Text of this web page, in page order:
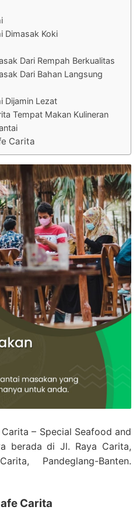
Dimasak Koki
Dari Rempah Berkualitas
Dari Bahan Langsung
Dijamin Lezat
Tempat Makan Kulineran
Carita
– Special Seafood and
berada di Jl. Raya Carita,
Pandeglang-Banten.
Carita